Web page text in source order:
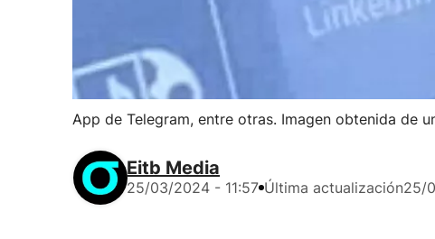
App de Telegram, entre otras. Imagen obtenida de
Eitb Media
25/03/2024 - 11:57 Última actualización25/